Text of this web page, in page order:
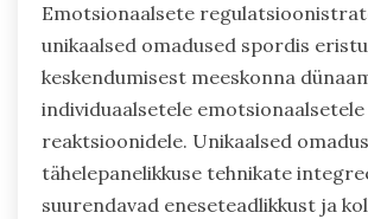
Emotsionaalsete
unikaalsed omadused spordis
keskendumisest meeskonna
individuaalsetele emotsionaalsetele
reaktsioonidele. Unikaalsed
tähelepanelikkuse tehnikate
suurendavad eneseteadlikkust ja